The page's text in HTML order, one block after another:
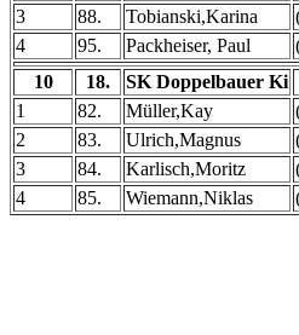
3
88. Tobianski,Karina
4
95. Packheiser, Paul
10
18. SK Doppelbauer Ki
1
82. Müller,Kay
2
83. Ulrich,Magnus
3
84. Karlisch,Moritz
4
85. Wiemann,Niklas